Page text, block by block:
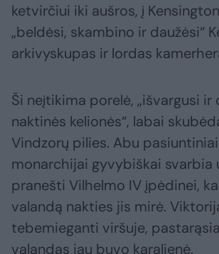
ketvirčiui iki aušros, į
„beldėsi, skambino ir daužėsi“
arkivyskupas ir lordas
Ši neįtikima porelė, „išvargusi ir
naktinės kelionės“, labai
Vindzorų pilies. Abu
monarchijai gyvybiškai svarbia
pranešti Vilhelmo IV įpėdinei,
valandą nakties jis mirė.
tebemieganti viršuje,
valandas jau buvo karalienė.